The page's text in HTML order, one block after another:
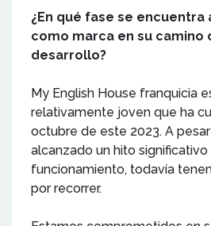
¿En qué fase se
como marca en su camino
desarrollo?
My English House franquicia
relativamente joven que ha
octubre de este 2023. A
alcanzado un hito
funcionamiento, todavía
por recorrer.